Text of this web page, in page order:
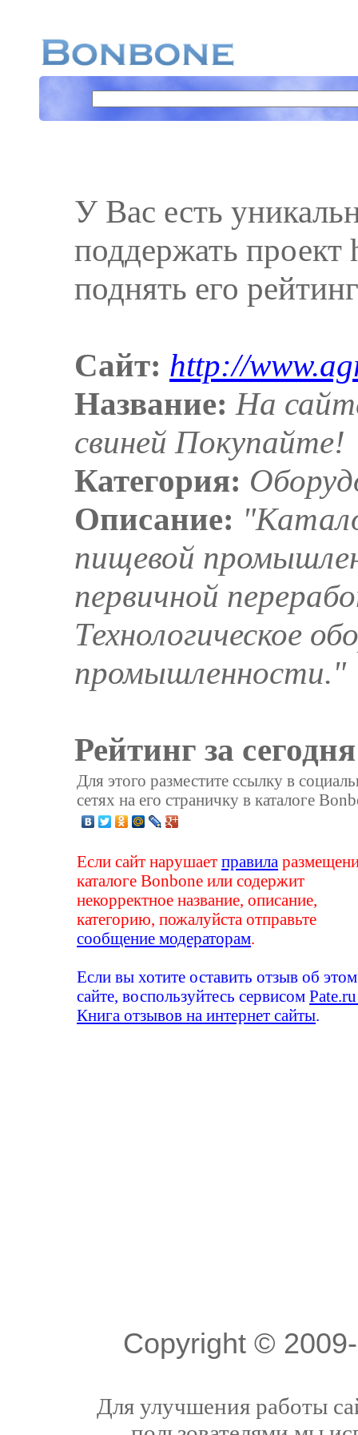
У Вас есть
поддержать
поднять его
Сайт: http://
Название: На
свиней Покупайте!
Категория:
Описание:
пищевой
первичной
Технологическое
промышленности."
Рейтинг за
Для этого разместите ссылку в
сетях на его страничку в каталоге
Если сайт нарушаетправила
каталоге Bonbone или содержит
некорректное название, описание,
категорию, пожалуйста отправьте
сообщение модераторам
Если вы хотите оставить отзыв об этом
сайте, воспользуйтесь сервисом
Книга отзывов на интернет сайты
Copyright ©
Для улучшения работы